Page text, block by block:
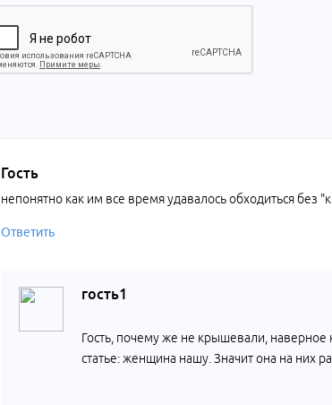
Гость
непонятно как им все время удавалось обходиться без
Ответить
гость1
Гость, почему же не крышевали, наверное
статье: женщина нашу. Значит она на них